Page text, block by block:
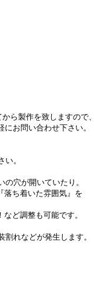
ら製作を致しますので、
お問い合わせ下さい。
。
穴が開いていたり。
ち着いた雰囲気』を
ど調整も可能です。
れなどが発生します。